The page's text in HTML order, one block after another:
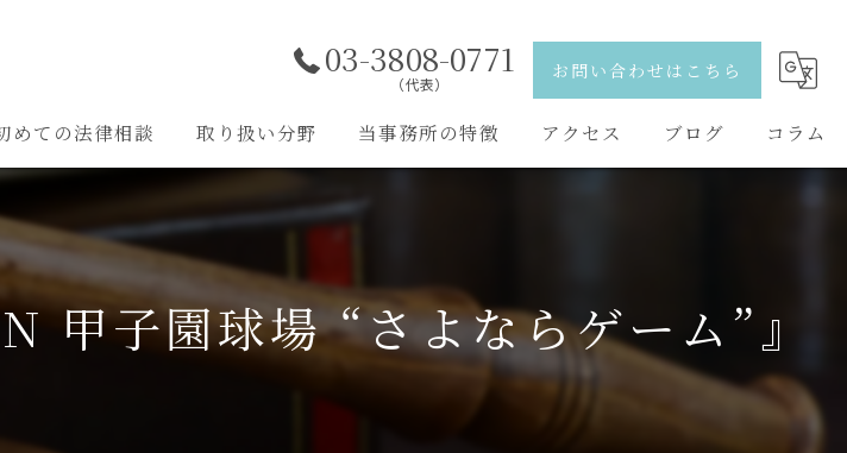
03-3808-0771
（代表）
お問い合わせはこちら
めての法律相談 取り扱い分野
離婚問題
交通事故問題
相続問題
当事務所の特徴
刑事事件
アクセス ブログ コラム
甲子園球場 “さよならゲーム”』